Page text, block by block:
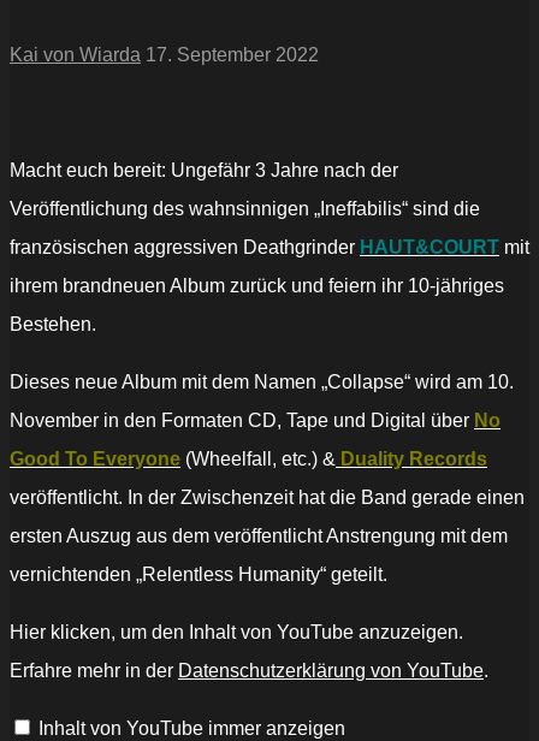
Kai von Wiarda 17. September 2022
Macht euch bereit: Ungefähr 3 Jahre nach der
Veröffentlichung des wahnsinnigen „Ineffabilis“ sind die
französischen aggressiven Deathgrinder HAUT&COURT mit
ihrem brandneuen Album zurück und feiern ihr 10-jähriges
Bestehen.
Dieses neue Album mit dem Namen „Collapse“ wird am 10.
November in den Formaten CD, Tape und Digital über No
Good To Everyone (Wheelfall, etc.) & Duality Records
veröffentlicht. In der Zwischenzeit hat die Band gerade einen
ersten Auszug aus dem veröffentlicht Anstrengung mit dem
vernichtenden „Relentless Humanity“ geteilt.
„Haut&Court
–
Humility
2022)“
Hier klicken, um den Inhalt von YouTube anzuzeigen.
Erfahre mehr in der Datenschutzerklärung von YouTube.
Inhalt von YouTube immer anzeigen